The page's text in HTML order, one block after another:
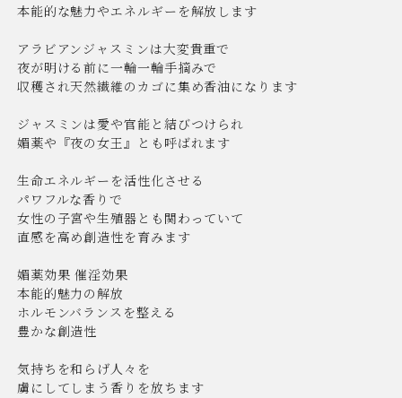
本能的な魅力やエネルギーを解放します
アラビアンジャスミンは大変貴重で
夜が明ける前に一輪一輪手摘みで
収穫され天然繊維のカゴに集め香油になります
ジャスミンは愛や官能と結びつけられ
媚薬や『夜の女王』とも呼ばれます
生命エネルギーを活性化させる
パワフルな香りで
女性の子宮や生殖器とも関わっていて
直感を高め創造性を育みます
媚薬効果 催淫効果
本能的魅力の解放
ホルモンバランスを整える
豊かな創造性
気持ちを和らげ人々を
虜にしてしまう香りを放ちます